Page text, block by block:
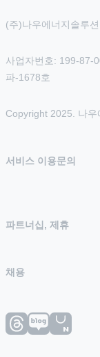
(주)나우에너지솔루
사업자번호: 199-87-
파-1678호
Copyright 2025. 나
서비스 이용문의
파트너십, 제휴
채용